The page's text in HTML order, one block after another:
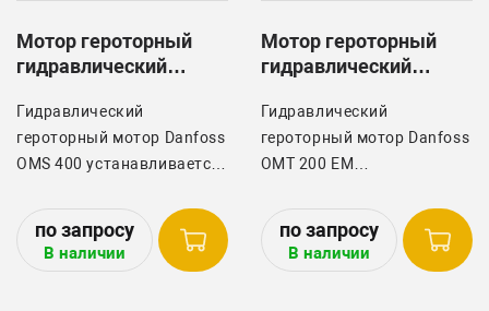
Мотор героторный
гидравлический
Гидравлический
героторный мотор Danfoss
OMS 400 устанавливается
комбайнах Holmer арт.
1063025430 и Ropa.
В наличии
Мотор героторный
гидравлический
Гидравлический
героторный мотор Danfoss
OMT 200 EM
свеклоуборочных
комбайнах Holmer и Ropa
арт. 272143.
В наличии